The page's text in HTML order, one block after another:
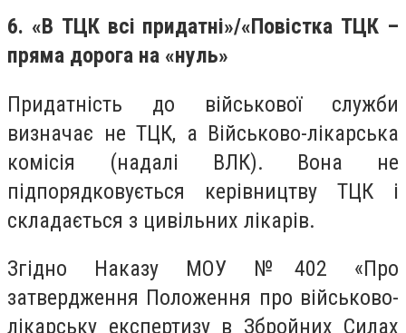
6. «В ТЦК всі придатні»/«Повістка ТЦК –
пряма дорога на «нуль»
Придатність до військової служби
визначає не ТЦК, а Військово-лікарська
комісія (надалі ВЛК). Вона не
підпорядковується керівництву ТЦК і
складається з цивільних лікарів.
Згідно Наказу МОУ №402 «Про
затвердження Положення про військово-
лікарську експертизу в Збройних Силах